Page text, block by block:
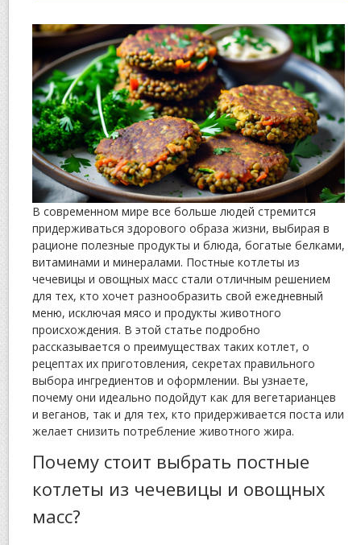
В современном мире все больше людей стремится
придерживаться здорового образа жизни, выбирая в
рационе полезные продукты и блюда, богатые белками,
витаминами и минералами. Постные котлеты из
чечевицы и овощных масс стали отличным решением
для тех, кто хочет разнообразить свой ежедневный
меню, исключая мясо и продукты животного
происхождения. В этой статье подробно
рассказывается о преимуществах таких котлет, о
рецептах их приготовления, секретах правильного
выбора ингредиентов и оформлении. Вы узнаете,
почему они идеально подойдут как для вегетарианцев
и веганов, так и для тех, кто придерживается поста или
желает снизить потребление животного жира.
Почему стоит выбрать постные
котлеты из чечевицы и овощных
масс?